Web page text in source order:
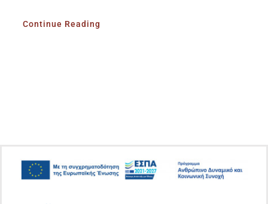
Continue Reading